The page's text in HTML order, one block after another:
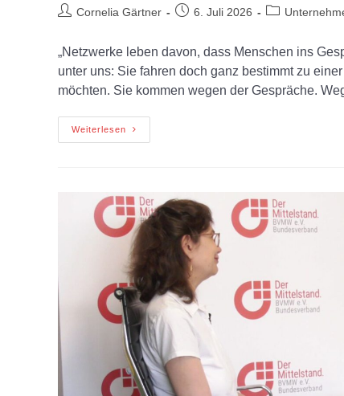
Cornelia Gärtner 6. Juli 2026
„Netzwerke leben davon, dass Menschen ins
unter uns: Sie fahren doch ganz bestimmt zu
möchten. Sie kommen wegen der Gespräche.
Weiterlesen